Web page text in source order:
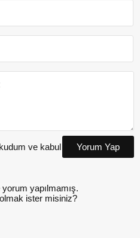
ve kabul
Yorum Yap
yapılmamış.
ister misiniz?